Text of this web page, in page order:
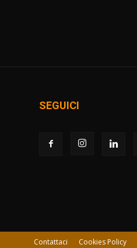
SEGUICI
Contattaci Cookies Policy